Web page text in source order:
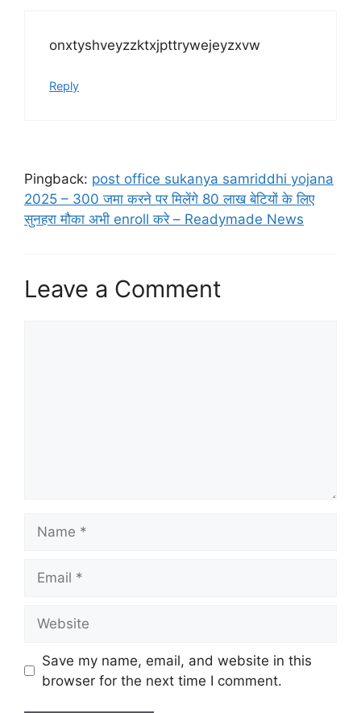
onxtyshveyzzktxjpttrywejeyzxvw
Reply
Pingback: post office sukanya samriddhi yojana
2025 – 300 जमा करने पर मिलेंगे 80 लाख बेटियों के लिए
सुनहरा मौका अभी enroll करे – Readymade News
Leave a Comment
Save my name, email, and website in this
browser for the next time I comment.